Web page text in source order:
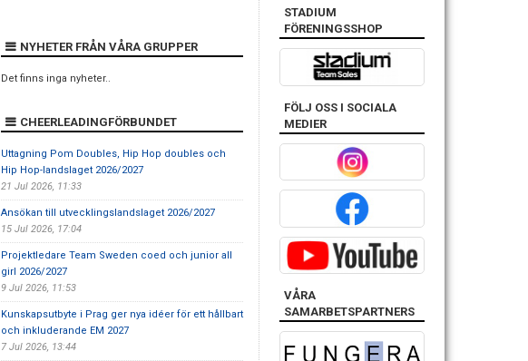
NYHETER FRÅN VÅRA GRUPPER
Det finns inga nyheter..
CHEERLEADINGFÖRBUNDET
Uttagning Pom Doubles, Hip Hop doubles och
Hip Hop-landslaget 2026/2027
21 Jul 2026, 11:33
Ansökan till utvecklingslandslaget 2026/2027
15 Jul 2026, 17:04
Projektledare Team Sweden coed och junior all
girl 2026/2027
9 Jul 2026, 11:53
Kunskapsutbyte i Prag ger nya idéer för ett hållbart
och inkluderande EM 2027
7 Jul 2026, 13:44
STADIUM
FÖRENINGSSHOP
FÖLJ OSS I SOCIALA
MEDIER
VÅRA
SAMARBETSPARTNERS